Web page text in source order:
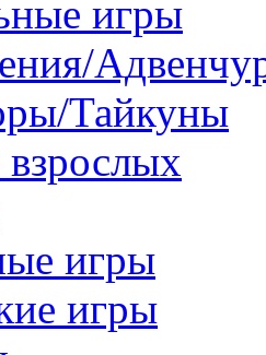
игры
Тайкуны
игры
игры